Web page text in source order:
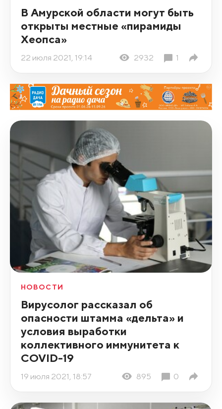
В Амурской области могут быть
открыты местные «пирамиды
Хеопса»
22 июля 2021, 19:14 2932 1
НОВОСТИ
Вирусолог рассказал об
опасности штамма «дельта» и
условия выработки
коллективного иммунитета к
COVID-19
19 июля 2021, 18:57 895 0